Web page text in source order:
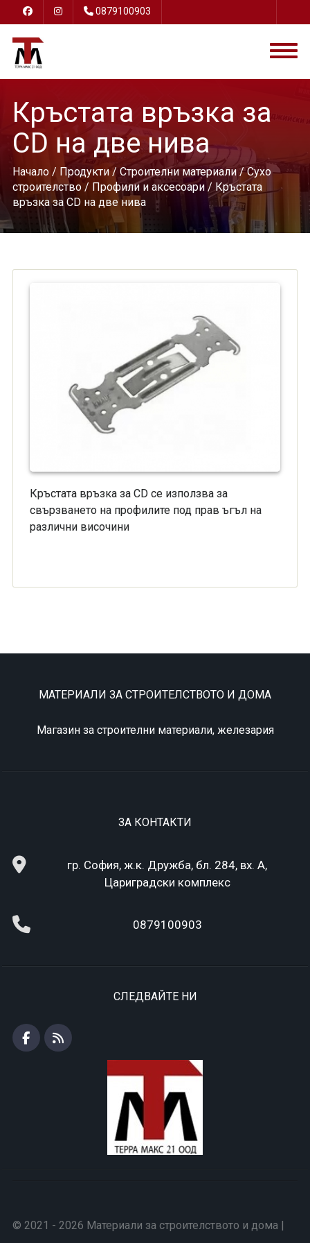
0879100903
Кръстата връзка за
CD на две нива
Начало/ Продукти/Строителни материали/Сухо
строителство/ Профили и аксесоари/ Кръстата
връзка за CD на две нива
Кръстата връзка за CD се използва за
свързването на профилите под прав ъгъл на
различни височини
МАТЕРИАЛИ ЗА СТРОИТЕЛСТВОТО И ДОМА
Магазин за строителни материали, железария
ЗА КОНТАКТИ
гр. София, ж.к. Дружба, бл. 284, вх. А,
Цариградски комплекс
0879100903
СЛЕДВАЙТЕ НИ
© 2021 - 2026 Материали за строителството и дома |